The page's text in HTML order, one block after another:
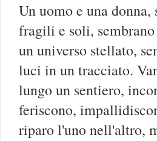
Un uomo e una donna,
fragili e soli,
un universo stellato,
luci in un tracciato.
lungo un sentiero,
feriscono,
riparo l'uno nell'altro,